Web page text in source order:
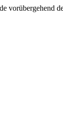
vorübergehend